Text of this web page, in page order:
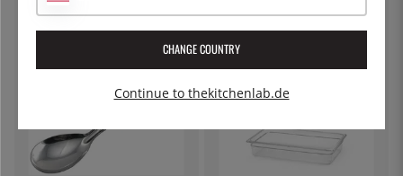
CHANGE COUNTRY
Continue to thekitchenlab.de